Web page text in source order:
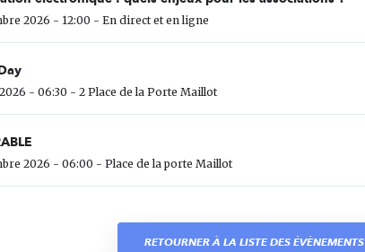
2026 - 12:00 - En direct et en ligne
- 06:30 - 2 Place de la Porte Maillot
2026 - 06:00 - Place de la porte Maillot
RETOURNER À LA LISTE DES ÉVÈNEMENTS